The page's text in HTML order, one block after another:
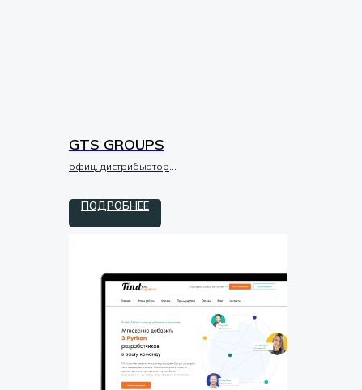
GTS GROUPS
офиц. дистрибьютор
ПОДРОБНЕЕ